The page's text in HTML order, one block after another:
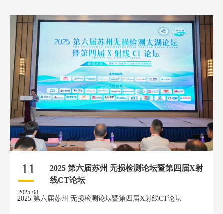
11
2025-08
2025 第六届苏州 无损检测论坛暨第四届X射
线CT论坛
2025 第六届苏州 无损检测论坛暨第四届X射线CT论坛